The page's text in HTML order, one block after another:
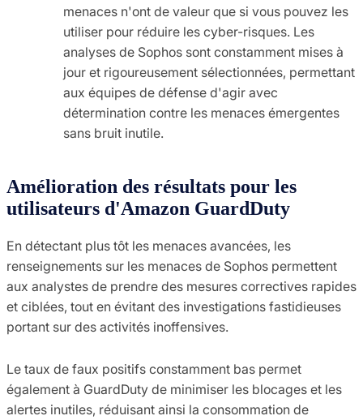
menaces n'ont de valeur que si vous pouvez les
utiliser pour réduire les cyber-risques. Les
analyses de Sophos sont constamment mises à
jour et rigoureusement sélectionnées, permettant
aux équipes de défense d'agir avec
détermination contre les menaces émergentes
sans bruit inutile.
Amélioration des résultats pour les
utilisateurs d'Amazon GuardDuty
En détectant plus tôt les menaces avancées, les
renseignements sur les menaces de Sophos permettent
aux analystes de prendre des mesures correctives rapides
et ciblées, tout en évitant des investigations fastidieuses
portant sur des activités inoffensives.
Le taux de faux positifs constamment bas permet
également à GuardDuty de minimiser les blocages et les
alertes inutiles, réduisant ainsi la consommation de